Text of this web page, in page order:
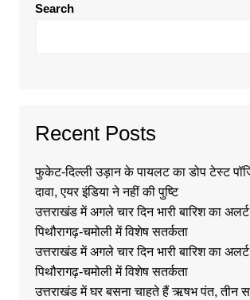
Search
Recent Posts
फुकेट-दिल्ली उड़ान के पायलट का डोप टेस्ट
दावा, एयर इंडिया ने नहीं की पुष्टि
उत्तराखंड में अगले चार दिन भारी बारिश का
पिथौरागढ़-चमोली में विशेष सतर्कता
उत्तराखंड में अगले चार दिन भारी बारिश का
पिथौरागढ़-चमोली में विशेष सतर्कता
उत्तराखंड में घर बसना चाहते हैं ऋषभ पंत, तीन